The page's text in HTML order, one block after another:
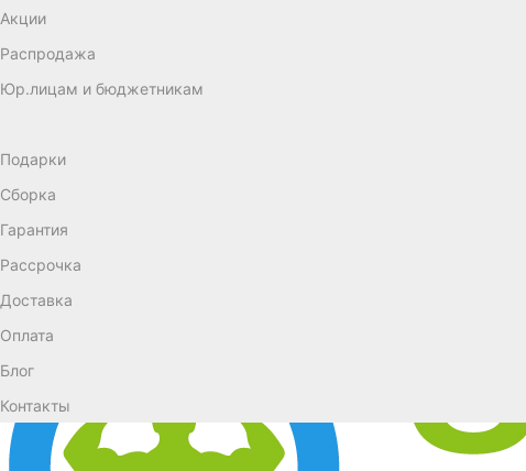
Акции
Распродажа
Юр.лицам и бюджетникам
Подарки
Сборка
Гарантия
Рассрочка
Доставка
Оплата
Блог
Контакты